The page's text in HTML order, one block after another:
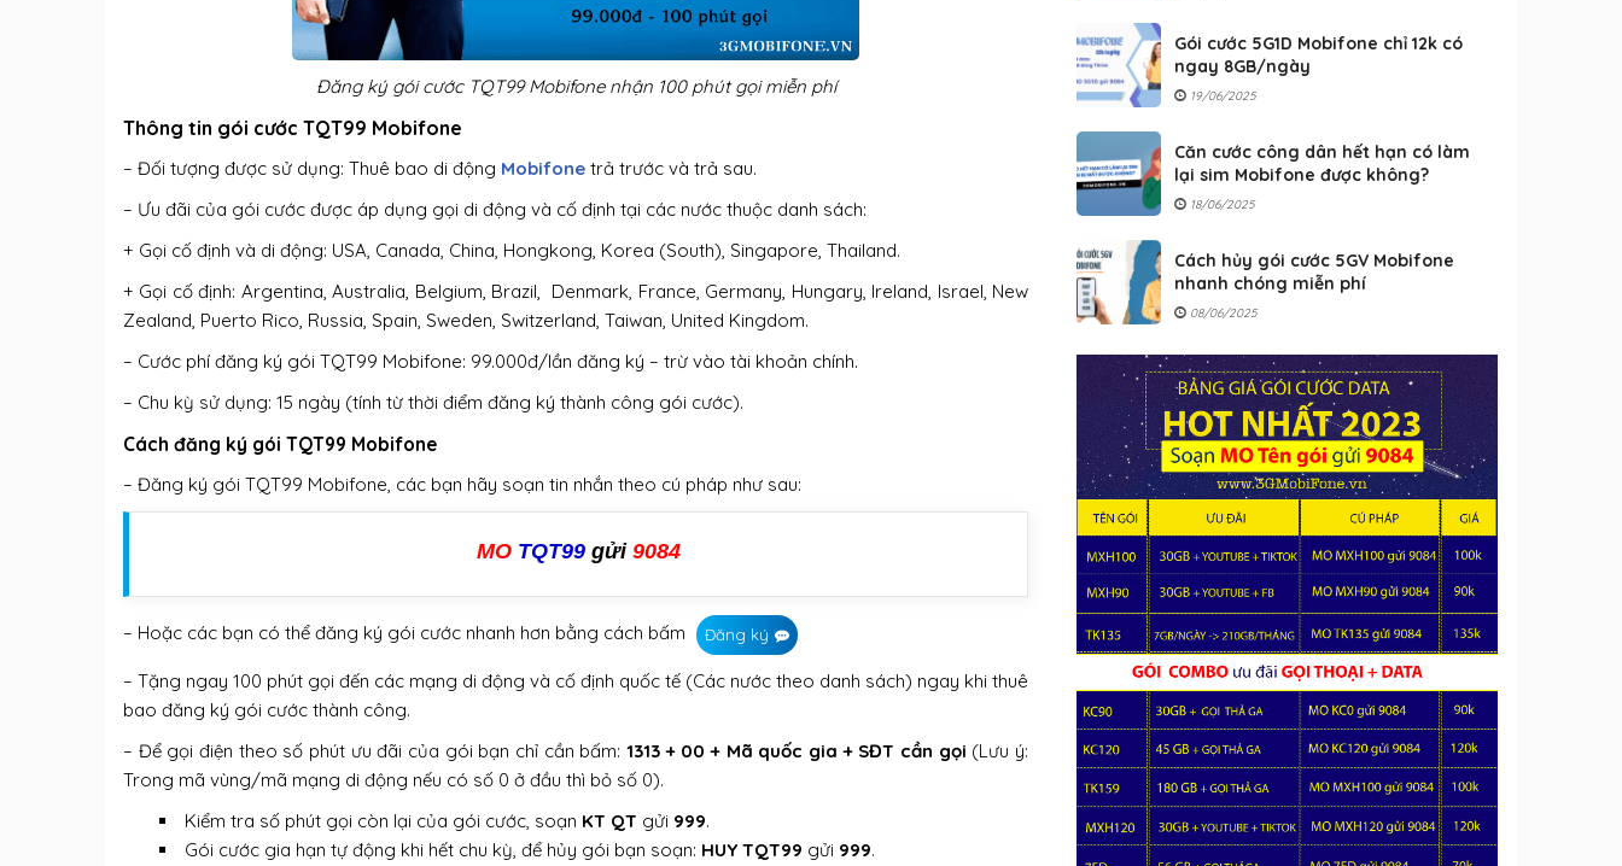
Đăng ký gói cước TQT99 Mobifone nhận 100 phút gọi miễn phí
Thông tin gói cước TQT99 Mobifone
– Đối tượng được sử dụng: Thuê bao di động Mobifone trả trước và trả sau.
– Ưu đãi của gói cước được áp dụng gọi di động và cố định tại các nước thuộc danh sách:
+ Gọi cố định và di động: USA, Canada, China, Hongkong, Korea (South), Singapore, Thailand.
+ Gọi cố định: Argentina, Australia, Belgium, Brazil, Denmark, France, Germany, Hungary, Ireland, Israel, New
Zealand, Puerto Rico, Russia, Spain, Sweden, Switzerland, Taiwan, United Kingdom.
– Cước phí đăng ký gói TQT99 Mobifone: 99.000đ/lần đăng ký – trừ vào tài khoản chính.
– Chu kỳ sử dụng: 15 ngày (tính từ thời điểm đăng ký thành công gói cước).
Cách đăng ký gói TQT99 Mobifone
– Đăng ký gói TQT99 Mobifone, các bạn hãy soạn tin nhắn theo cú pháp như sau:
MO TQT99 gửi 9084
– Hoặc các bạn có thể đăng ký gói cước nhanh hơn bằng cách bấm Đăng ký
– Tặng ngay 100 phút gọi đến các mạng di động và cố định quốc tế (Các nước theo danh sách) ngay khi thuê
bao đăng ký gói cước thành công.
– Để gọi điện theo số phút ưu đãi của gói bạn chỉ cần bấm: 1313 + 00 + Mã quốc gia + SĐT cần gọi (Lưu ý:
Trong mã vùng/mã mạng di động nếu có số 0 ở đầu thì bỏ số 0).
Kiểm tra số phút gọi còn lại của gói cước, soạn KT QT gửi 999.
Gói cước gia hạn tự động khi hết chu kỳ, để hủy gói bạn soạn: HUY TQT99 gửi 999.
Gói cước 5G1D Mobifone chỉ 12k có
ngay 8GB/ngày
19/06/2025
Căn cước công dân hết hạn có làm
lại sim Mobifone được không?
18/06/2025
Cách hủy gói cước 5GV Mobifone
nhanh chóng miễn phí
08/06/2025